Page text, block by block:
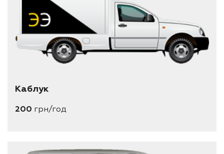
Каблук
200 грн/год